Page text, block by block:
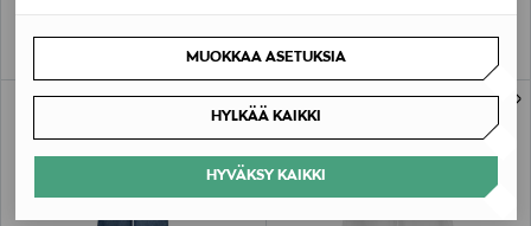
MUOKKAA ASETUKSIA
HYLKÄÄ KAIKKI
HYVÄKSY KAIKKI